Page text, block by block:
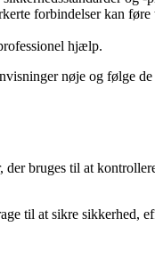
forbindelser kan føre
hjælp.
nøje og følge
bruges til at
til at sikre sikkerhed,